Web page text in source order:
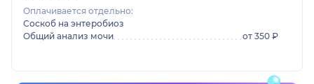
Оплачивается отдельно:
Соскоб на энтеробиоз
Общий анализ мочи
от 350 ₽